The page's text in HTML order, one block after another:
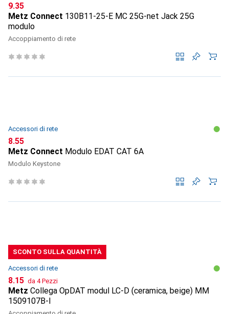
CHF
9.35
Metz Connect 130B11-25-E MC 25G-net Jack 25G
modulo
Accoppiamento di rete
Accessori di rete
CHF
8.55
Metz Connect Modulo EDAT CAT 6A
Modulo Keystone
SCONTO SULLA QUANTITÀ
Accessori di rete
CHF
8.15 da 4 Pezzi
Metz Collega OpDAT modul LC-D (ceramica, beige) MM
1509107B-I